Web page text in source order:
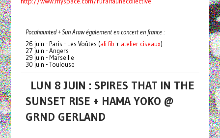
Pocahaunted + Sun Araw également en concert en france :
26 juin - Paris - Les Voûtes (ali fib + atelier ciseaux)
27 juin - Angers
29 juin - Marseille
30 juin - Toulouse
LUN 8 JUIN : SPIRES THAT IN THE
SUNSET RISE + HAMA YOKO @
GRND GERLAND